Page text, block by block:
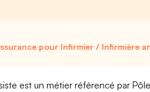
pour Infirmier / Infirmière
est un métier référencé par